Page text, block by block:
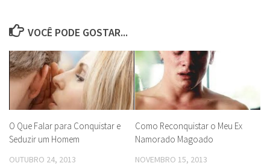
VOCÊ PODE GOSTAR...
O Que Falar para Conquistar e
Seduzir um Homem
OUTUBRO 24, 2013
Como Reconquistar o Meu Ex
Namorado Magoado
NOVEMBRO 15, 2013